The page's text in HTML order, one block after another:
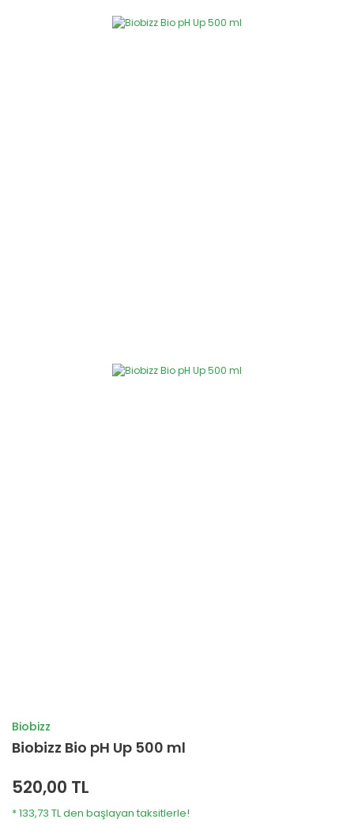
Biobizz
Biobizz Bio pH Up 500 ml
520,00 TL
* 133,73 TL den başlayan taksitlerle!